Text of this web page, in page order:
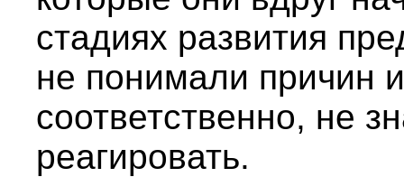
стадиях развития
не понимали причин
соответственно, не
реагировать.